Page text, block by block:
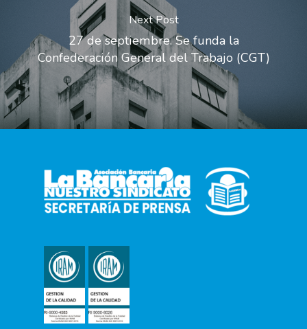
Next Post
27 de septiembre. Se funda la
Confederación General del Trabajo (CGT)